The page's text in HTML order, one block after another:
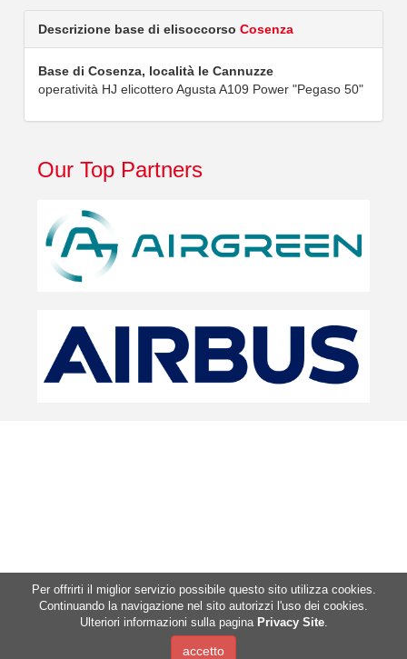
Descrizione base di elisoccorsoCosenza
Base di Cosenza, località le Cannuzze
operatività HJ elicottero Agusta A109 Power "Pegaso 50"
Our Top Partners
Per offrirti il miglior servizio possibile questo sito utilizza cookies.
Continuando la navigazione nel sito autorizzi l'uso dei cookies.
Ulteriori informazioni sulla pagina Privacy Site.